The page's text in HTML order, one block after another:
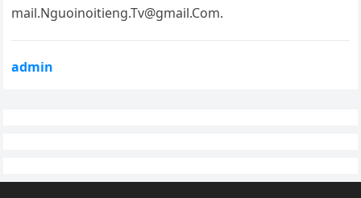
mail.Nguoinoitieng.Tv@gmail.Com.
admin